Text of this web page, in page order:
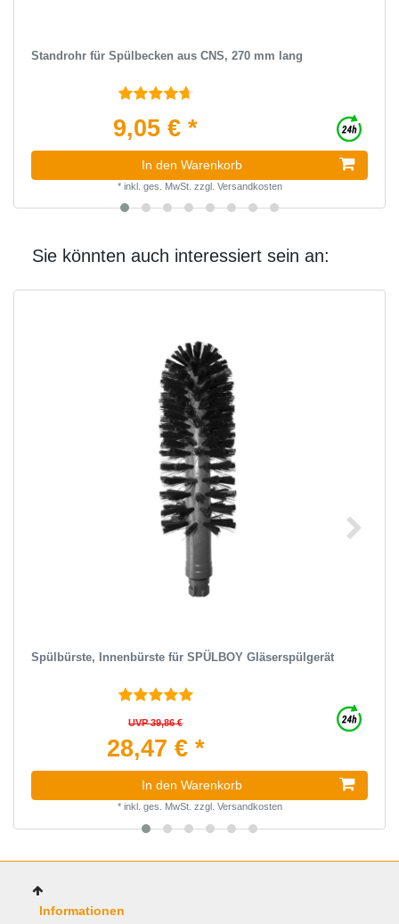
Standrohr für Spülbecken aus CNS, 270 mm lang
9,05 € *
In den Warenkorb
* inkl. ges. MwSt. zzgl. Versandkosten
Sie könnten auch interessiert sein an:
Spülbürste, Innenbürste für SPÜLBOY Gläserspülgerät
UVP 39,86 €
28,47 € *
In den Warenkorb
* inkl. ges. MwSt. zzgl. Versandkosten
Informationen